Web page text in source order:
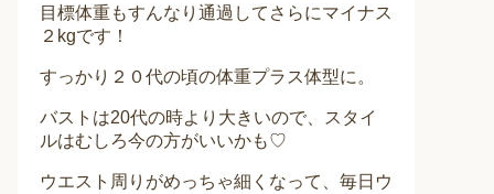
目標体重もすんなり通過してさらにマイナス
２kgです！
すっかり２０代の頃の体重プラス体型に。
バストは20代の時より大きいので、スタイ
ルはむしろ今の方がいいかも♡
ウエスト周りがめっちゃ細くなって、毎日ウ